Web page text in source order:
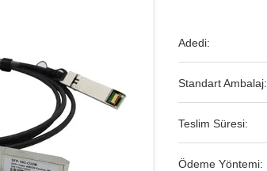
Adedi:
Standart Ambalaj:
Teslim Süresi:
Ödeme Yöntemi: